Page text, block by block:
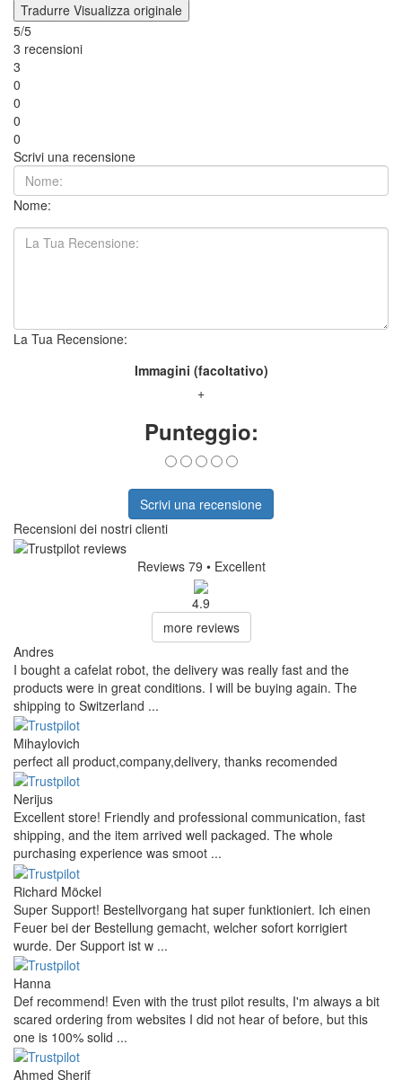
Tradurre Visualizza originale
5/5
3 recensioni
3
0
0
0
0
Scrivi una recensione
Nome:
La Tua Recensione:
Immagini (facoltativo)
+
Punteggio:
Scrivi una recensione
Recensioni dei nostri clienti
Reviews 79 • Excellent
4.9
more reviews
Andres
I bought a cafelat robot, the delivery was really fast and the
products were in great conditions. I will be buying again. The
shipping to Switzerland ...
Mihaylovich
perfect all product,company,delivery, thanks recomended
Nerijus
Excellent store! Friendly and professional communication, fast
shipping, and the item arrived well packaged. The whole
purchasing experience was smoot ...
Richard Möckel
Super Support! Bestellvorgang hat super funktioniert. Ich einen
Feuer bei der Bestellung gemacht, welcher sofort korrigiert
wurde. Der Support ist w ...
Hanna
Def recommend! Even with the trust pilot results, I'm always a bit
scared ordering from websites I did not hear of before, but this
one is 100% solid ...
Ahmed Sherif